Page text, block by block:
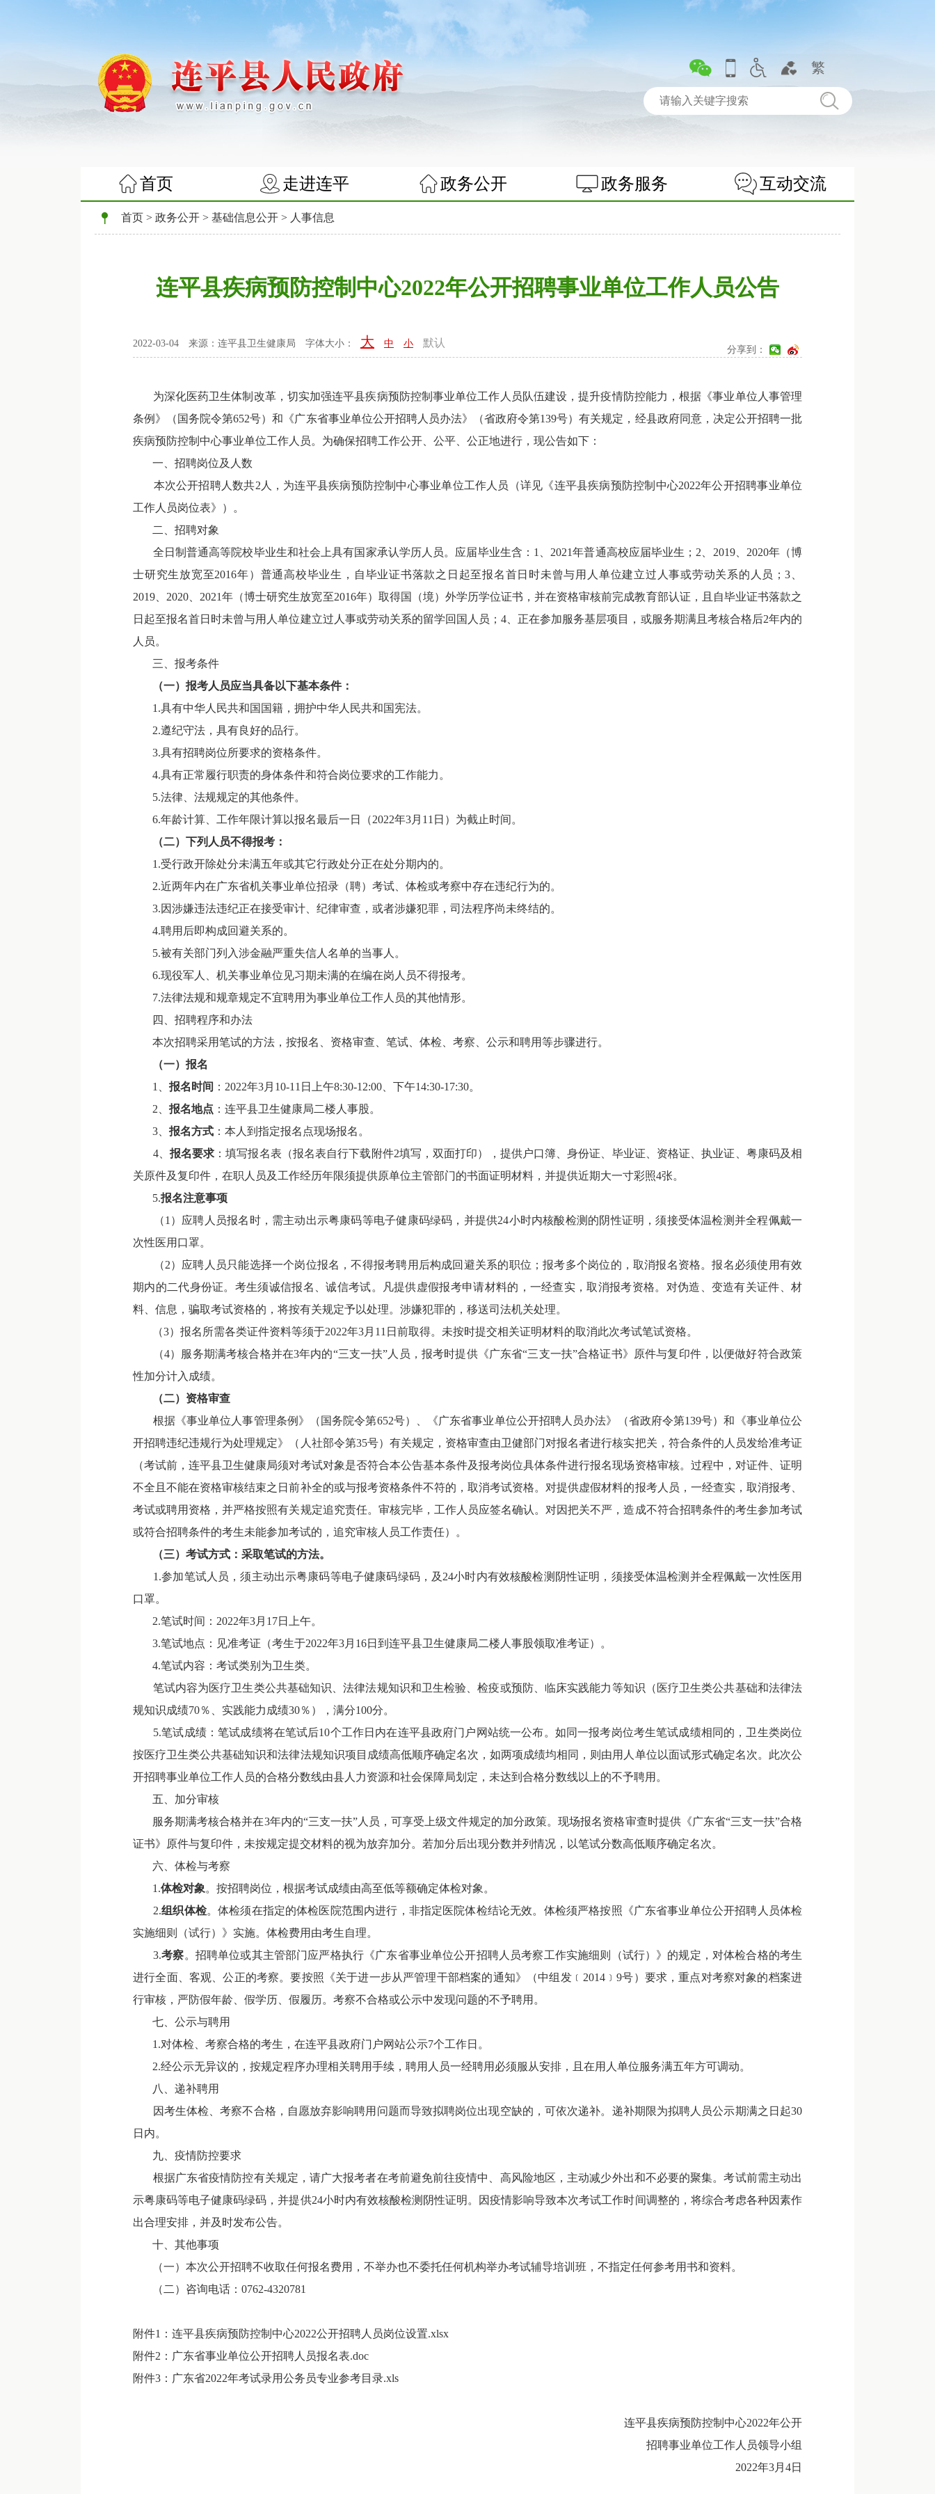
繁
首页 走进连平 政务公开 政务服务 互动交流
首页 > 政务公开 > 基础信息公开 > 人事信息
连平县疾病预防控制中心2022年公开招聘事业单位工作人员公告
2022-03-04 来源：连平县卫生健康局 字体大小： 大 中 小 默认
分享到：
为深化医药卫生体制改革，切实加强连平县疾病预防控制事业单位工作人员队伍建设，提升疫情防控能力，根据《事业单位人事管理
条例》（国务院令第652号）和《广东省事业单位公开招聘人员办法》（省政府令第139号）有关规定，经县政府同意，决定公开招聘一批
疾病预防控制中心事业单位工作人员。为确保招聘工作公开、公平、公正地进行，现公告如下：
一、招聘岗位及人数
本次公开招聘人数共2人，为连平县疾病预防控制中心事业单位工作人员（详见《连平县疾病预防控制中心2022年公开招聘事业单位
工作人员岗位表》）。
二、招聘对象
全日制普通高等院校毕业生和社会上具有国家承认学历人员。应届毕业生含：1、2021年普通高校应届毕业生；2、2019、2020年（博
士研究生放宽至2016年）普通高校毕业生，自毕业证书落款之日起至报名首日时未曾与用人单位建立过人事或劳动关系的人员；3、
2019、2020、2021年（博士研究生放宽至2016年）取得国（境）外学历学位证书，并在资格审核前完成教育部认证，且自毕业证书落款之
日起至报名首日时未曾与用人单位建立过人事或劳动关系的留学回国人员；4、正在参加服务基层项目，或服务期满且考核合格后2年内的
人员。
三、报考条件
（一）报考人员应当具备以下基本条件：
1.具有中华人民共和国国籍，拥护中华人民共和国宪法。
2.遵纪守法，具有良好的品行。
3.具有招聘岗位所要求的资格条件。
4.具有正常履行职责的身体条件和符合岗位要求的工作能力。
5.法律、法规规定的其他条件。
6.年龄计算、工作年限计算以报名最后一日（2022年3月11日）为截止时间。
（二）下列人员不得报考：
1.受行政开除处分未满五年或其它行政处分正在处分期内的。
2.近两年内在广东省机关事业单位招录（聘）考试、体检或考察中存在违纪行为的。
3.因涉嫌违法违纪正在接受审计、纪律审查，或者涉嫌犯罪，司法程序尚未终结的。
4.聘用后即构成回避关系的。
5.被有关部门列入涉金融严重失信人名单的当事人。
6.现役军人、机关事业单位见习期未满的在编在岗人员不得报考。
7.法律法规和规章规定不宜聘用为事业单位工作人员的其他情形。
四、招聘程序和办法
本次招聘采用笔试的方法，按报名、资格审查、笔试、体检、考察、公示和聘用等步骤进行。
（一）报名
1、 报名时间 ：2022年3月10-11日上午8:30-12:00、下午14:30-17:30。
2、 报名地点 ：连平县卫生健康局二楼人事股。
3、 报名方式 ：本人到指定报名点现场报名。
4、 报名要求 ：填写报名表（报名表自行下载附件2填写，双面打印），提供户口簿、身份证、毕业证、资格证、执业证、粤康码及相
关原件及复印件，在职人员及工作经历年限须提供原单位主管部门的书面证明材料，并提供近期大一寸彩照4张。
5.报名注意事项
（1）应聘人员报名时，需主动出示粤康码等电子健康码绿码，并提供24小时内核酸检测的阴性证明，须接受体温检测并全程佩戴一
次性医用口罩。
（2）应聘人员只能选择一个岗位报名，不得报考聘用后构成回避关系的职位；报考多个岗位的，取消报名资格。报名必须使用有效
期内的二代身份证。考生须诚信报名、诚信考试。凡提供虚假报考申请材料的，一经查实，取消报考资格。对伪造、变造有关证件、材
料、信息，骗取考试资格的，将按有关规定予以处理。涉嫌犯罪的，移送司法机关处理。
（3）报名所需各类证件资料等须于2022年3月11日前取得。未按时提交相关证明材料的取消此次考试笔试资格。
（4）服务期满考核合格并在3年内的“三支一扶”人员，报考时提供《广东省“三支一扶”合格证书》原件与复印件，以便做好符合政策
性加分计入成绩。
（二）资格审查
根据《事业单位人事管理条例》（国务院令第652号）、《广东省事业单位公开招聘人员办法》（省政府令第139号）和《事业单位公
开招聘违纪违规行为处理规定》（人社部令第35号）有关规定，资格审查由卫健部门对报名者进行核实把关，符合条件的人员发给准考证
（考试前，连平县卫生健康局须对考试对象是否符合本公告基本条件及报考岗位具体条件进行报名现场资格审核。过程中，对证件、证明
不全且不能在资格审核结束之日前补全的或与报考资格条件不符的，取消考试资格。对提供虚假材料的报考人员，一经查实，取消报考、
考试或聘用资格，并严格按照有关规定追究责任。审核完毕，工作人员应签名确认。对因把关不严，造成不符合招聘条件的考生参加考试
或符合招聘条件的考生未能参加考试的，追究审核人员工作责任）。
（三）考试方式：采取笔试的方法。
1.参加笔试人员，须主动出示粤康码等电子健康码绿码，及24小时内有效核酸检测阴性证明，须接受体温检测并全程佩戴一次性医用
口罩。
2.笔试时间：2022年3月17日上午。
3.笔试地点：见准考证（考生于2022年3月16日到连平县卫生健康局二楼人事股领取准考证）。
4.笔试内容：考试类别为卫生类。
笔试内容为医疗卫生类公共基础知识、法律法规知识和卫生检验、检疫或预防、临床实践能力等知识（医疗卫生类公共基础和法律法
规知识成绩70％、实践能力成绩30％），满分100分。
5.笔试成绩：笔试成绩将在笔试后10个工作日内在连平县政府门户网站统一公布。如同一报考岗位考生笔试成绩相同的，卫生类岗位
按医疗卫生类公共基础知识和法律法规知识项目成绩高低顺序确定名次，如两项成绩均相同，则由用人单位以面试形式确定名次。此次公
开招聘事业单位工作人员的合格分数线由县人力资源和社会保障局划定，未达到合格分数线以上的不予聘用。
五、加分审核
服务期满考核合格并在3年内的“三支一扶”人员，可享受上级文件规定的加分政策。现场报名资格审查时提供《广东省“三支一扶”合格
证书》原件与复印件，未按规定提交材料的视为放弃加分。若加分后出现分数并列情况，以笔试分数高低顺序确定名次。
六、体检与考察
1.体检对象。按招聘岗位，根据考试成绩由高至低等额确定体检对象。
2.组织体检。体检须在指定的体检医院范围内进行，非指定医院体检结论无效。体检须严格按照《广东省事业单位公开招聘人员体检
实施细则（试行）》实施。体检费用由考生自理。
3.考察。招聘单位或其主管部门应严格执行《广东省事业单位公开招聘人员考察工作实施细则（试行）》的规定，对体检合格的考生
进行全面、客观、公正的考察。要按照《关于进一步从严管理干部档案的通知》（中组发﹝2014﹞9号）要求，重点对考察对象的档案进
行审核，严防假年龄、假学历、假履历。考察不合格或公示中发现问题的不予聘用。
七、公示与聘用
1.对体检、考察合格的考生，在连平县政府门户网站公示7个工作日。
2.经公示无异议的，按规定程序办理相关聘用手续，聘用人员一经聘用必须服从安排，且在用人单位服务满五年方可调动。
八、递补聘用
因考生体检、考察不合格，自愿放弃影响聘用问题而导致拟聘岗位出现空缺的，可依次递补。递补期限为拟聘人员公示期满之日起30
日内。
九、疫情防控要求
根据广东省疫情防控有关规定，请广大报考者在考前避免前往疫情中、高风险地区，主动减少外出和不必要的聚集。考试前需主动出
示粤康码等电子健康码绿码，并提供24小时内有效核酸检测阴性证明。因疫情影响导致本次考试工作时间调整的，将综合考虑各种因素作
出合理安排，并及时发布公告。
十、其他事项
（一）本次公开招聘不收取任何报名费用，不举办也不委托任何机构举办考试辅导培训班，不指定任何参考用书和资料。
（二）咨询电话：0762-4320781
附件1：连平县疾病预防控制中心2022公开招聘人员岗位设置.xlsx
附件2：广东省事业单位公开招聘人员报名表.doc
附件3：广东省2022年考试录用公务员专业参考目录.xls
连平县疾病预防控制中心2022年公开
招聘事业单位工作人员领导小组
2022年3月4日